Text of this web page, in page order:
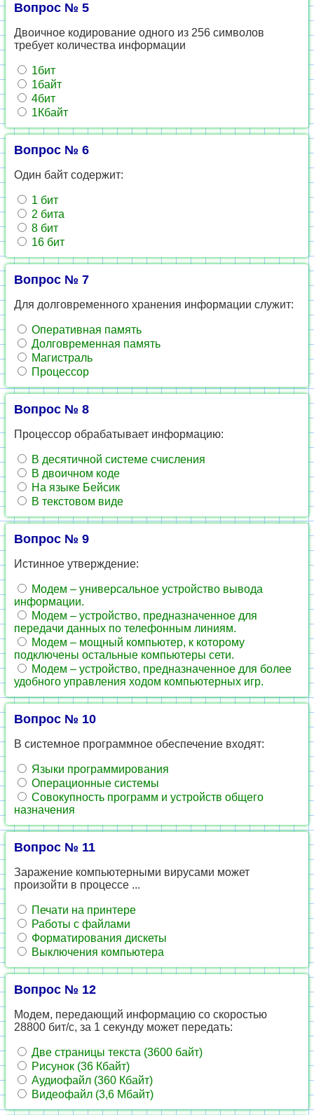
Вопрос № 5
Двоичное кодирование одного из 256 символов
требует количества информации
1бит
1байт
4бит
1Кбайт
Вопрос № 6
Один байт содержит:
1 бит
2 бита
8 бит
16 бит
Вопрос № 7
Для долговременного хранения информации служит:
Оперативная память
Долговременная память
Магистраль
Процессор
Вопрос № 8
Процессор обрабатывает информацию:
В десятичной системе счисления
В двоичном коде
На языке Бейсик
В текстовом виде
Вопрос № 9
Истинное утверждение:
Модем – универсальное устройство вывода
информации.
Модем – устройство, предназначенное для
передачи данных по телефонным линиям.
Модем – мощный компьютер, к которому
подключены остальные компьютеры сети.
Модем – устройство, предназначенное для более
удобного управления ходом компьютерных игр.
Вопрос № 10
В системное программное обеспечение входят:
Языки программирования
Операционные системы
Совокупность программ и устройств общего
назначения
Вопрос № 11
Заражение компьютерными вирусами может
произойти в процессе ...
Печати на принтере
Работы с файлами
Форматирования дискеты
Выключения компьютера
Вопрос № 12
Модем, передающий информацию со скоростью
28800 бит/с, за 1 секунду может передать:
Две страницы текста (3600 байт)
Рисунок (36 Кбайт)
Аудиофайл (360 Кбайт)
Видеофайл (3,6 Мбайт)